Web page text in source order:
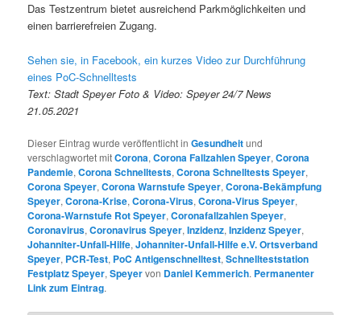
Das Testzentrum bietet ausreichend Parkmöglichkeiten und
einen barrierefreien Zugang.
Sehen sie, in Facebook, ein kurzes Video zur Durchführung
eines PoC-Schnelltests
Text: Stadt Speyer Foto & Video: Speyer 24/7 News
21.05.2021
Dieser Eintrag wurde veröffentlicht inGesundheitund
verschlagwortet mitCorona,Corona Fallzahlen Speyer,Corona
Pandemie,Corona Schnelltests,Corona Schnelltests Speyer,
Corona Speyer,Corona Warnstufe Speyer,Corona-Bekämpfung
Speyer,Corona-Krise,Corona-Virus,Corona-Virus Speyer,
Corona-Warnstufe Rot Speyer,Coronafallzahlen Speyer,
Coronavirus,Coronavirus Speyer,Inzidenz,Inzidenz Speyer,
Johanniter-Unfall-Hilfe,Johanniter-Unfall-Hilfe e.V. Ortsverband
Speyer, PCR-Test, PoC Antigenschnelltest,Schnellteststation
Festplatz Speyer,Speyervon Daniel Kemmerich. Permanenter
Link zum Eintrag.